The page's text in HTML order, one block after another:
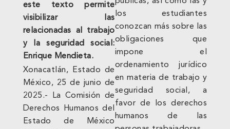
este texto permite
visibilizar las
relacionadas al trabajo
y la seguridad social:
Enrique Mendieta.
Xonacatlán, Estado de
México, 25 de junio de
2025.- La Comisión de
Derechos Humanos del
Estado de México
los estudiantes
conozcan más sobre las
obligaciones que
impone el
ordenamiento jurídico
en materia de trabajo y
seguridad social, a
favor de los derechos
humanos de las